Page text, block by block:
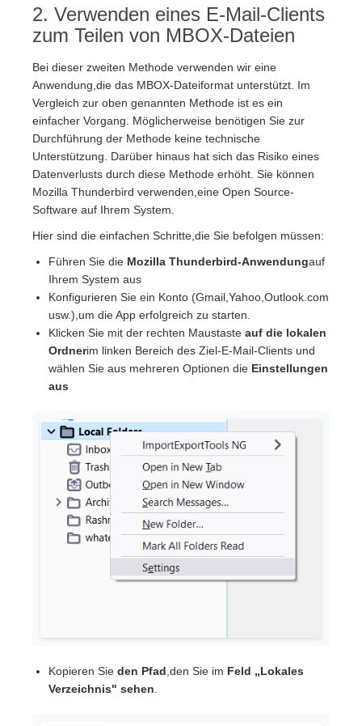
2. Verwenden eines E-Mail-Clients
zum Teilen von MBOX-Dateien
Bei dieser zweiten Methode verwenden wir eine
Anwendung,die das MBOX-Dateiformat unterstützt. Im
Vergleich zur oben genannten Methode ist es ein
einfacher Vorgang. Möglicherweise benötigen Sie zur
Durchführung der Methode keine technische
Unterstützung. Darüber hinaus hat sich das Risiko eines
Datenverlusts durch diese Methode erhöht. Sie können
Mozilla Thunderbird verwenden,eine Open Source-
Software auf Ihrem System.
Hier sind die einfachen Schritte,die Sie befolgen müssen:
Führen Sie die Mozilla Thunderbird-Anwendungauf
Ihrem System aus
Konfigurieren Sie ein Konto (Gmail,Yahoo,Outlook.com
usw.),um die App erfolgreich zu starten.
Klicken Sie mit der rechten Maustaste auf die lokalen
Ordnerim linken Bereich des Ziel-E-Mail-Clients und
wählen Sie aus mehreren Optionen die Einstellungen
aus
Kopieren Sie den Pfad ,den Sie im Feld „Lokales
Verzeichnis" sehen